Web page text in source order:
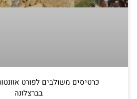
כרטיסים משולבים לפורט
בברצלונה